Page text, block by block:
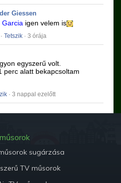
Giessen
Garcia igen velem is
· Tetszik · 3 órája
egyszerű volt.
perc alatt bekapcsoltam
· 3 nappal ezelőtt
sugárzása
TV műsorok